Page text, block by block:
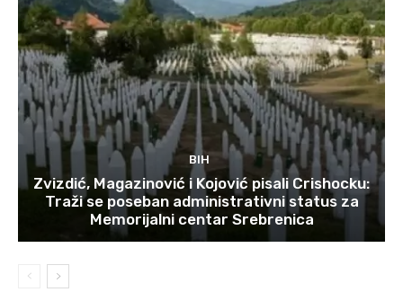
BIH
Zvizdić, Magazinović i Kojović pisali Crishocku:
Traži se poseban administrativni status za
Memorijalni centar Srebrenica